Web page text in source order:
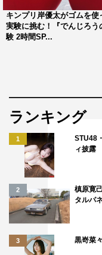
にしたでんじろう先
巨大レインボーバブ
優子が“インスタ映え
んと100℃。迫って来
真が撮れるのか。
キンプリ岸優太がゴムを使
実験に挑む！『でんじろう
験 2時間SP...
ランキング
1
STU48
ィ披露
2
槙原寛
タルパ
3 黒嵜菜